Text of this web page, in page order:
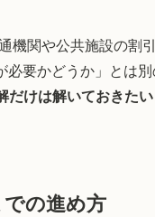
機関や公共施設の割
必要かどうか」とは
けは解いておきたい
の進め方